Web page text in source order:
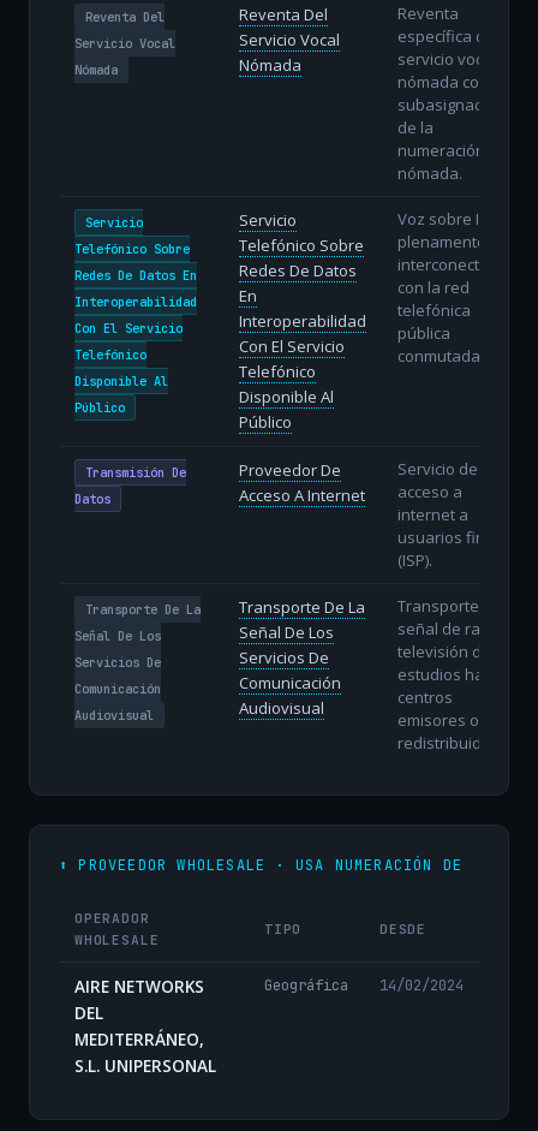
Reventa Del
Servicio Vocal
Nómada
Reventa Del
Servicio Vocal
Nómada
Reventa
específica del
servicio vocal
nómada con
subasignación
de la
numeración
nómada.
Servicio
Telefónico Sobre
Redes De Datos En
Interoperabilidad
Con El Servicio
Telefónico
Disponible Al
Público
Servicio
Telefónico Sobre
Redes De Datos
En
Interoperabilidad
Con El Servicio
Telefónico
Disponible Al
Público
Voz sobre IP
plenamente
interconectada
con la red
telefónica
pública
conmutada.
Transmisión De
Datos
Proveedor De
Acceso A Internet
Servicio de
acceso a
internet a
usuarios finales
(ISP).
Transporte De La
Señal De Los
Servicios De
Comunicación
Audiovisual
Transporte De La
Señal De Los
Servicios De
Comunicación
Audiovisual
Transporte de la
señal de radio y
televisión desde
estudios hasta
centros
emisores o
redistribuidores.
⬆️ PROVEEDOR WHOLESALE · USA NUMERACIÓN DE
OPERADOR
WHOLESALE
TIPO DESDE
AIRE NETWORKS
DEL
MEDITERRÁNEO,
S.L. UNIPERSONAL
Geográfica 14/02/2024